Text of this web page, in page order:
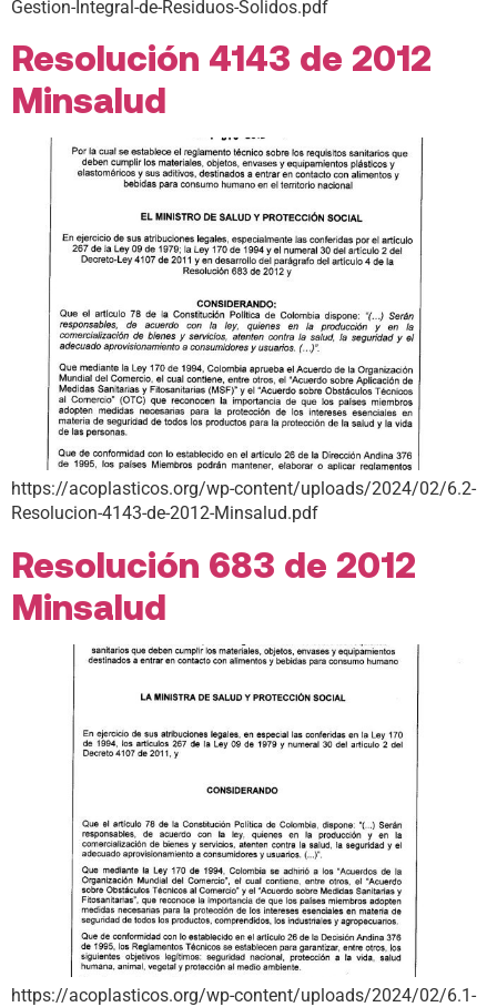
Gestion-Integral-de-Residuos-Solidos.pdf
Resolución 4143 de 2012
Minsalud
https://acoplasticos.org/wp-content/uploads/2024/02/6.2-
Resolucion-4143-de-2012-Minsalud.pdf
Resolución 683 de 2012
Minsalud
https://acoplasticos.org/wp-content/uploads/2024/02/6.1-